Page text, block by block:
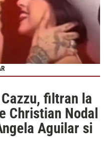
filtran la
Christian Nodal
Aguilar si